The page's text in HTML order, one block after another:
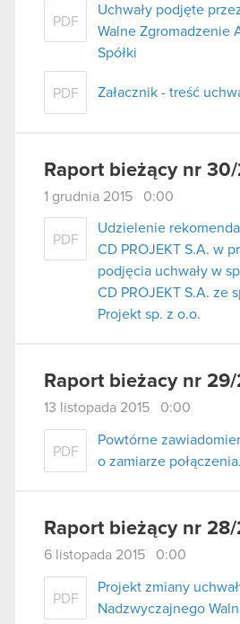
PDF
Uchwały podjęte
Walne Zgromadzenie
Spółki
PDF Załacznik - treść
Raport bieżący nr
1 grudnia 2015 0:00
PDF
Udzielenie
CD PROJEKT S.A. w
podjęcia uchwały w
CD PROJEKT S.A. ze
Projekt sp. z o.o.
Raport bieżacy nr 29/
13 listopada 2015 0:00
PDF
Powtórne
o zamiarze połączenia.
Raport bieżący nr
6 listopada 2015 0:00
PDF
Projekt zmiany
Nadzwyczajnego